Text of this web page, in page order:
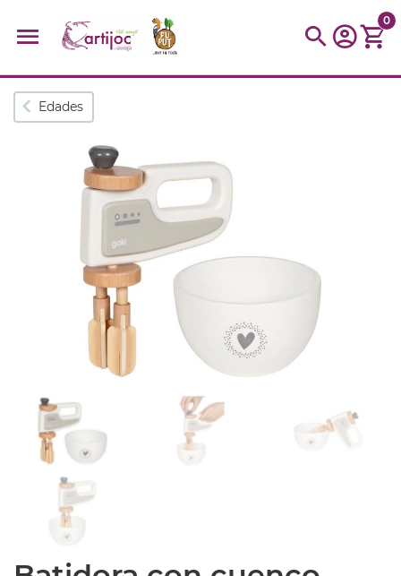
Búsquedas populares
Parchís
kit kidynight Puzzle
0
Edades